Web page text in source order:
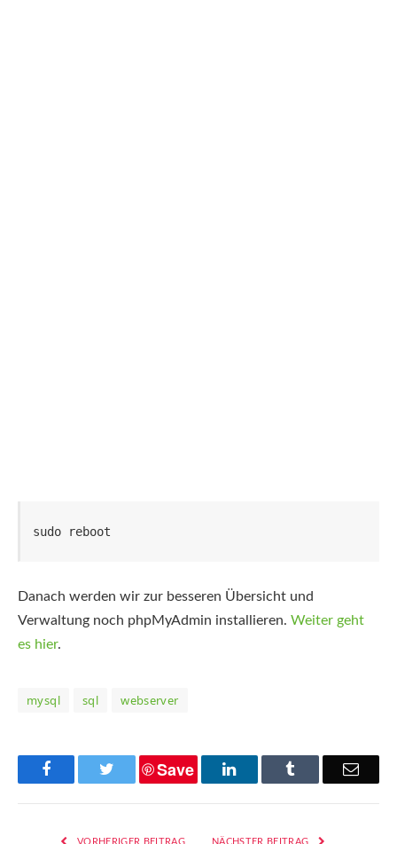
sudo reboot
Danach werden wir zur besseren Übersicht und
Verwaltung noch phpMyAdmin installieren. Weiter geht
es hier.
mysql sql webserver
Facebook TwitterSave LinkedInTumblr Email